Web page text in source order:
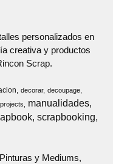
personalizados en
creativa y productos
Scrap.
decorar
decoupage
manualidades
scrapbooking
Pinturas y Mediums